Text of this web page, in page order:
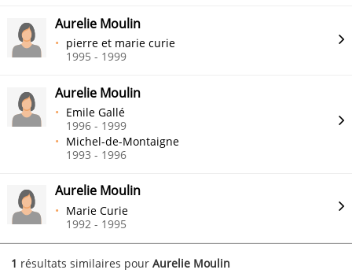
Aurelie Moulin
pierre et marie curie
1995 - 1999
Aurelie Moulin
Emile Gallé
1996 - 1999
Michel-de-Montaigne
1993 - 1996
Aurelie Moulin
Marie Curie
1992 - 1995
1 résultats similaires pourAurelie Moulin